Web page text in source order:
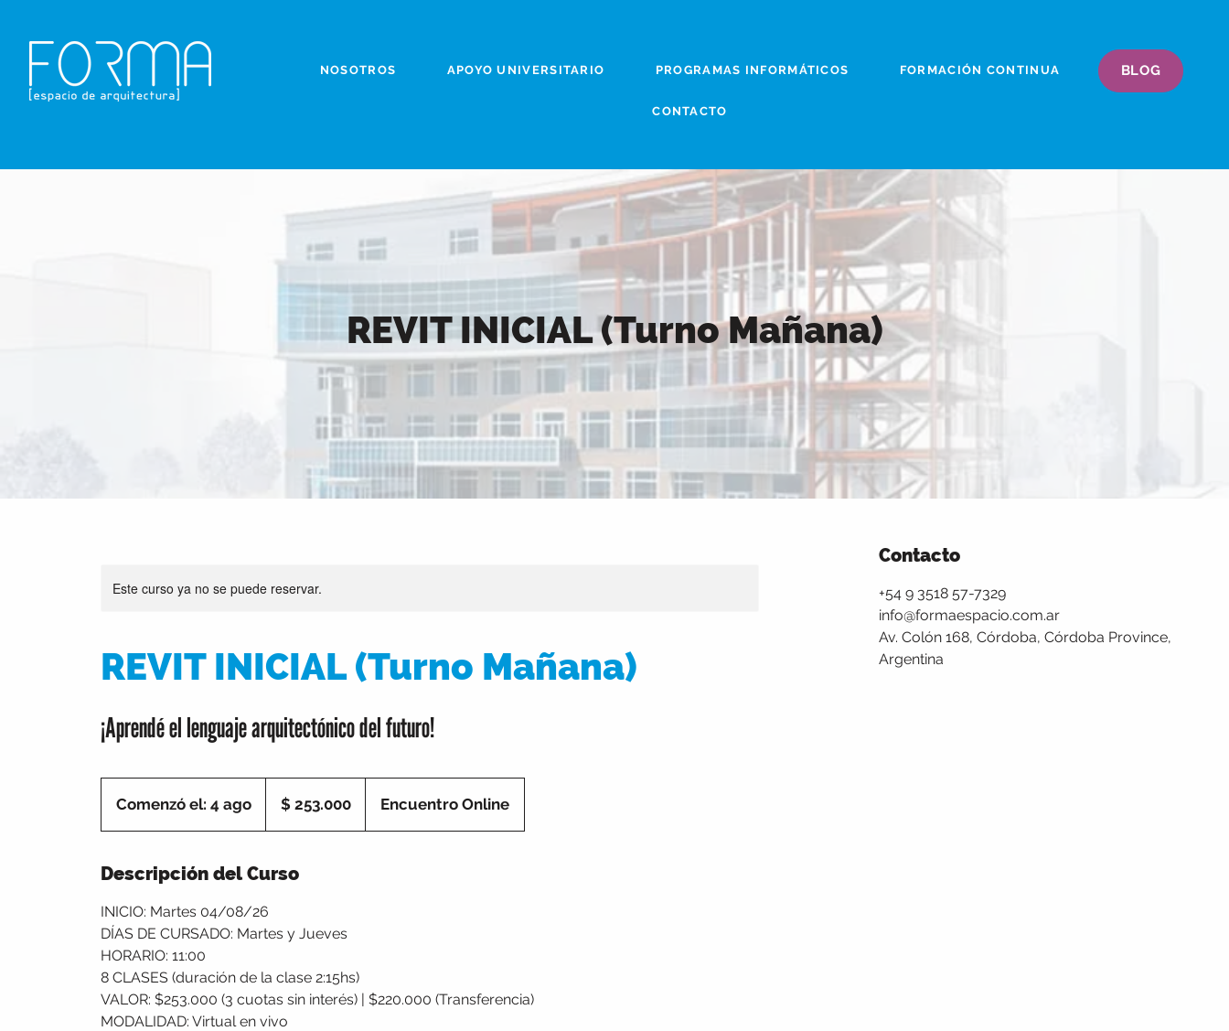
NOSOTROS APOYO UNIVERSITARIO PROGRAMAS INFORMÁTICOS FORMACIÓN CONTINUA
CONTACTO
BLOG
REVIT INICIAL (Turno Mañana)
Este curso ya no se puede reservar.
REVIT INICIAL (Turno Mañana)
¡Aprendé el lenguaje arquitectónico del futuro!
Comenzó el: 4 ago
o
e
z
ó
l
:
argentinos
$ 253.000 Encuentro Online
Descripción del Curso
INICIO: Martes 04/08/26
DÍAS DE CURSADO: Martes y Jueves
HORARIO: 11:00
8 CLASES (duración de la clase 2:15hs)
VALOR: $253.000 (3 cuotas sin interés) | $220.000 (Transferencia)
MODALIDAD: Virtual en vivo
Contacto
+54 9 3518 57-7329
info@formaespacio.com.ar
Av. Colón 168, Córdoba, Córdoba Province,
Argentina